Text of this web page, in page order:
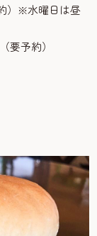
）※水曜日は昼
予約）